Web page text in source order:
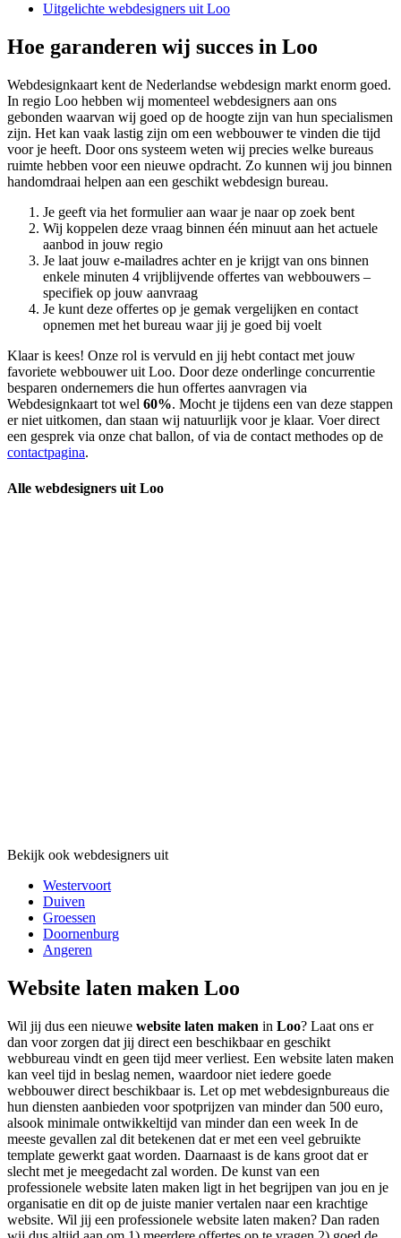
Uitgelichte webdesigners uit Loo
Hoe garanderen wij succes in Loo
Webdesignkaart kent de Nederlandse webdesign markt enorm goed.
In regio Loo hebben wij momenteel webdesigners aan ons
gebonden waarvan wij goed op de hoogte zijn van hun specialismen
zijn. Het kan vaak lastig zijn om een webbouwer te vinden die tijd
voor je heeft. Door ons systeem weten wij precies welke bureaus
ruimte hebben voor een nieuwe opdracht. Zo kunnen wij jou binnen
handomdraai helpen aan een geschikt webdesign bureau.
Je geeft via het formulier aan waar je naar op zoek bent
Wij koppelen deze vraag binnen één minuut aan het actuele
aanbod in jouw regio
Je laat jouw e-mailadres achter en je krijgt van ons binnen
enkele minuten 4 vrijblijvende offertes van webbouwers –
specifiek op jouw aanvraag
Je kunt deze offertes op je gemak vergelijken en contact
opnemen met het bureau waar jij je goed bij voelt
Klaar is kees! Onze rol is vervuld en jij hebt contact met jouw
favoriete webbouwer uit Loo. Door deze onderlinge concurrentie
besparen ondernemers die hun offertes aanvragen via
Webdesignkaart tot wel 60%. Mocht je tijdens een van deze stappen
er niet uitkomen, dan staan wij natuurlijk voor je klaar. Voer direct
een gesprek via onze chat ballon, of via de contact methodes op de
contactpagina.
Alle webdesigners uit Loo
Bekijk ook webdesigners uit
Westervoort
Duiven
Groessen
Doornenburg
Angeren
Website laten maken Loo
Wil jij dus een nieuwe website laten maken in Loo? Laat ons er
dan voor zorgen dat jij direct een beschikbaar en geschikt
webbureau vindt en geen tijd meer verliest. Een website laten maken
kan veel tijd in beslag nemen, waardoor niet iedere goede
webbouwer direct beschikbaar is. Let op met webdesignbureaus die
hun diensten aanbieden voor spotprijzen van minder dan 500 euro,
alsook minimale ontwikkeltijd van minder dan een week In de
meeste gevallen zal dit betekenen dat er met een veel gebruikte
template gewerkt gaat worden. Daarnaast is de kans groot dat er
slecht met je meegedacht zal worden. De kunst van een
professionele website laten maken ligt in het begrijpen van jou en je
organisatie en dit op de juiste manier vertalen naar een krachtige
website. Wil jij een professionele website laten maken? Dan raden